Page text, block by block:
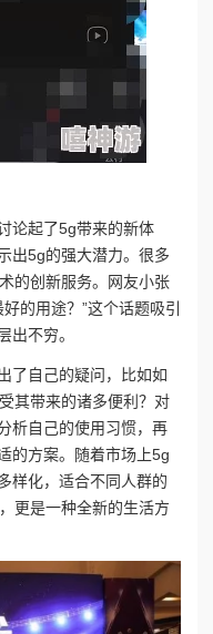
起了5g带来的新体
出5g的强大潜力。很多
的创新服务。网友小张
的用途？”这个话题吸引
出不穷。
自己的疑问，比如如
其带来的诸多便利？对
析自己的使用习惯，再
的方案。随着市场上5g
样化，适合不同人群的
更是一种全新的生活方